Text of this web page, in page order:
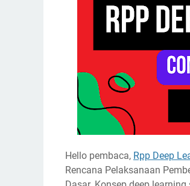
Hello pembaca, Rpp Deep
Rencana Pelaksanaan